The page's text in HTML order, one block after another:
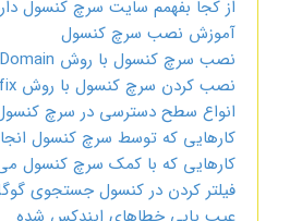
از کجا بفهمم سایت سرچ کنسول
آموزش نصب سرچ کنسول
نصب سرچ کنسول با روش Domain
نصب کردن سرچ کنسول با روش URL Prefix
انواع سطح دسترسی در سرچ
کارهایی که توسط سرچ کنسول
کارهایی که با کمک سرچ کنسول می
فیلتر کردن در کنسول جستجوی